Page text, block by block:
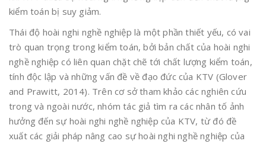
kiểm toán bị suy giảm.
Thái độ hoài nghi nghề nghiệp là một phần thiết yếu, có vai
trò quan trọng trong kiểm toán, bởi bản chất của hoài nghi
nghề nghiệp có liên quan chặt chẽ tới chất lượng kiểm toán,
tính độc lập và những vấn đề về đạo đức của KTV (Glover
and Prawitt, 2014). Trên cơ sở tham khảo các nghiên cứu
trong và ngoài nước, nhóm tác giả tìm ra các nhân tố ảnh
hưởng đến sự hoài nghi nghề nghiệp của KTV, từ đó đề
xuất các giải pháp nâng cao sự hoài nghi nghề nghiệp của